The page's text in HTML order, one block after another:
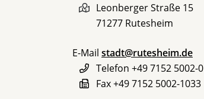
Leonberger Straße 15
71277 Rutesheim
E-Mail stadt@rutesheim.de
Telefon +49 7152 5002-0
Fax+49 7152 5002-1033